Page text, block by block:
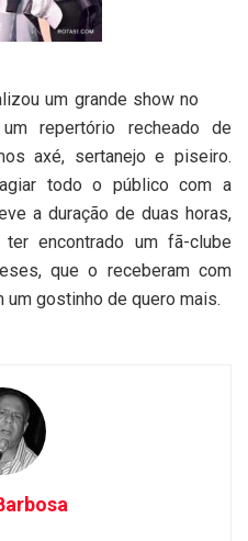
um grande show no
repertório recheado de
axé, sertanejo e piseiro.
todo o público com a
a duração de duas horas,
encontrado um fã-clube
que o receberam com
um gostinho de quero mais.